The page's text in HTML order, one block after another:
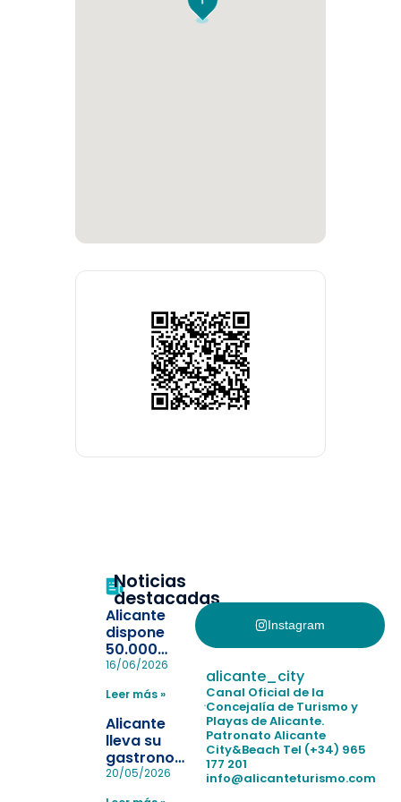
Noticias
destacadas
Alicante
dispone
50.000
pulseras
la
pérdida de niños
en las
playas y
realiza con
éxito un
16/06/2026
Leer más »
Alicante
lleva su
gastronomía
a Madrid
20/05/2026
Instagram
alicante_city
Canal Oficial de la
Concejalía de Turismo y
Playas de Alicante.
Patronato Alicante
City&Beach Tel (+34) 965
177 201
info@alicanteturismo.com